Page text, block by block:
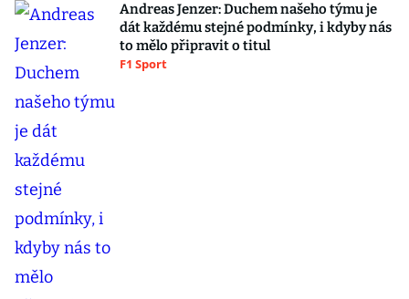
Andreas Jenzer: Duchem našeho týmu je
dát každému stejné podmínky, i kdyby nás
to mělo připravit o titul
F1 Sport